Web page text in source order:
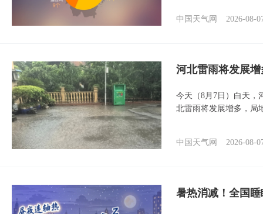
中国天气网 2026-08-
河北雷雨将发展
今天（8月7日）白天，
北雷雨将发展增多，局
中国天气网 2026-08-
暑热消减！全国